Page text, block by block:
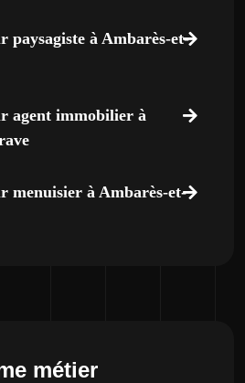
paysagiste à Ambarès-et-
agent immobilier à
menuisier à Ambarès-et-
métier